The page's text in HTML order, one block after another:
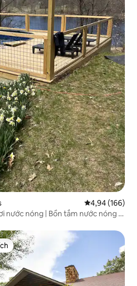
Xếp hạng
4,94 (166)
nước nóng | Bồn tắm nước nóng |
nhất